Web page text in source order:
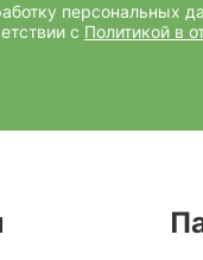
персональных
с Политикой в